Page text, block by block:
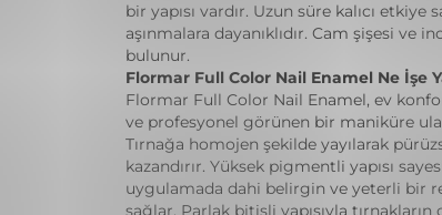
bir yapısı vardır. Uzun süre kalıcı
aşınmalara dayanıklıdır. Cam şişesi ve
bulunur.
Flormar Full Color Nail Enamel Ne İşe
Flormar Full Color Nail Enamel, ev
ve profesyonel görünen bir maniküre
Tırnağa homojen şekilde yayılarak
kazandırır. Yüksek pigmentli yapısı
uygulamada dahi belirgin ve yeterli bir
sağlar. Parlak bitişli yapısıyla tırnakların